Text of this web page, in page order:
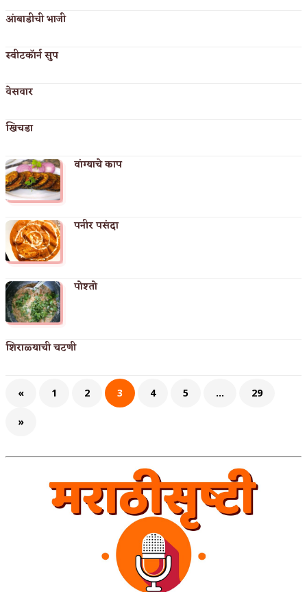
आंबाडीची भाजी
स्वीटकॉर्न सुप
वेसवार
खिचडा
वांग्याचे काप
पनीर पसंदा
पोश्तो
शिराळ्याची चटणी
« 1 2 3 4 5 … 29
»